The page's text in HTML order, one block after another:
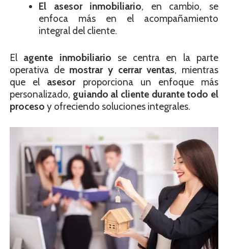
El asesor inmobiliario, en cambio, se
enfoca más en el acompañamiento
integral del cliente.
El agente inmobiliario se centra en la parte
operativa de mostrar y cerrar ventas, mientras
que el asesorproporciona un enfoque más
personalizado, guiando al cliente durante todo el
proceso y ofreciendo soluciones integrales.